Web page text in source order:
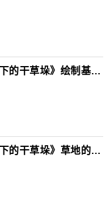
《正午阳光下的干草垛》绘制基本..
《正午阳光下的干草垛》草地的深..